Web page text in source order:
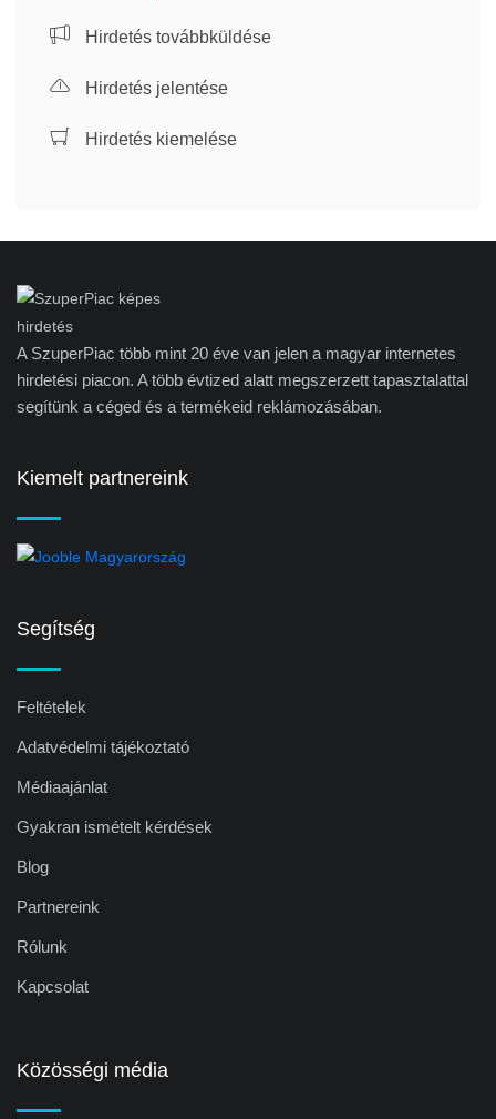
Hirdetés továbbküldése
Hirdetés jelentése
Hirdetés kiemelése
A SzuperPiac több mint 20 éve van jelen a magyar internetes
hirdetési piacon. A több évtized alatt megszerzett tapasztalattal
segítünk a céged és a termékeid reklámozásában.
Kiemelt partnereink
Segítség
Feltételek
Adatvédelmi tájékoztató
Médiaajánlat
Gyakran ismételt kérdések
Blog
Partnereink
Rólunk
Kapcsolat
Közösségi média